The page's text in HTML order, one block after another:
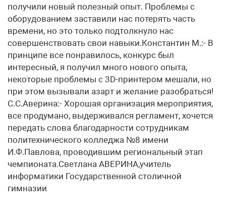
получили новый полезный опыт. Проблемы с
оборудованием заставили нас потерять часть
времени, но это только подтолкнуло нас
совершенствовать свои навыки.Константин М.:- В
принципе все понравилось, конкурс был
интересный, я получил много нового опыта,
некоторые проблемы с 3D-принтером мешали, но
при этом вызывали азарт и желание разобраться!
С.С.Аверина:- Хорошая организация мероприятия,
все продумано, выдерживался регламент, хочется
передать слова благодарности сотрудникам
политехнического колледжа №8 имени
И.Ф.Павлова, проводившим региональный этап
чемпионата.Светлана АВЕРИНА,учитель
информатики Государственной столичной
гимназии